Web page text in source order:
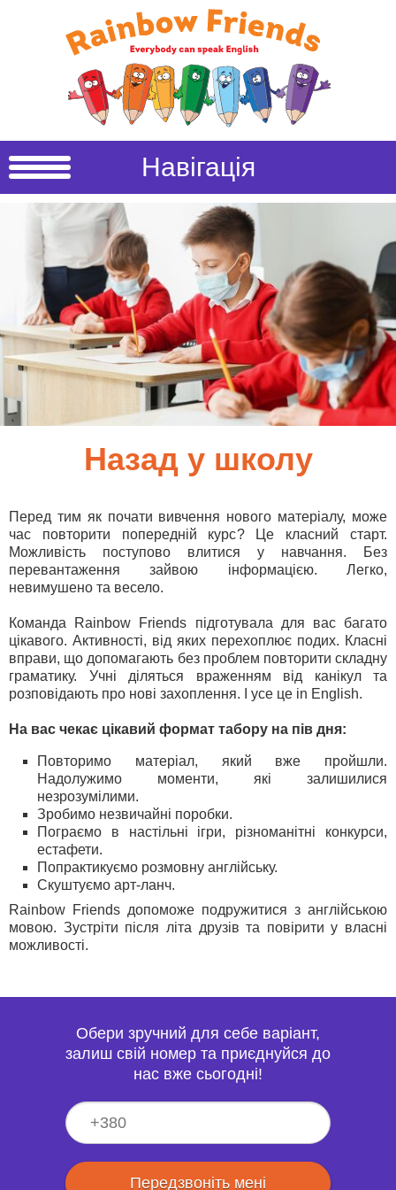
Навігація
Назад у школу
Перед тим як почати вивчення нового матеріалу, може
час повторити попередній курс? Це класний старт.
Можливість поступово влитися у навчання. Без
перевантаження зайвою інформацією. Легко,
невимушено та весело.
Команда Rainbow Friends підготувала для вас багато
цікавого. Активності, від яких перехоплює подих. Класні
вправи, що допомагають без проблем повторити складну
граматику. Учні діляться враженням від канікул та
розповідають про нові захоплення. І усе це in English.
На вас чекає цікавий формат табору на пів дня:
Повторимо матеріал, який вже пройшли.
Надолужимо моменти, які залишилися
незрозумілими.
Зробимо незвичайні поробки.
Пограємо в настільні ігри, різноманітні конкурси,
естафети.
Попрактикуємо розмовну англійську.
Скуштуємо арт-ланч.
Rainbow Friends допоможе подружитися з англійською
мовою. Зустріти після літа друзів та повірити у власні
можливості.
Обери зручний для себе варіант,
залиш свій номер та приєднуйся до
нас вже сьогодні!